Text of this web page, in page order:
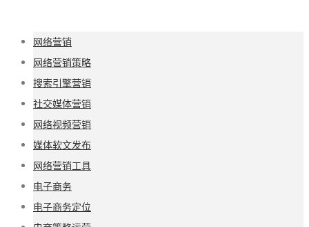
网络营销
网络营销策略
搜索引擎营销
社交媒体营销
网络视频营销
媒体软文发布
网络营销工具
电子商务
电子商务定位